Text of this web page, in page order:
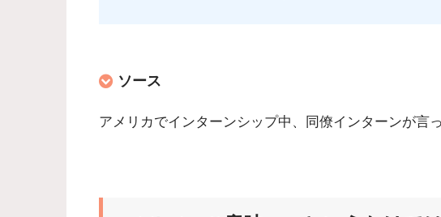
ソース
アメリカでインターンシップ中、同僚インターンが言